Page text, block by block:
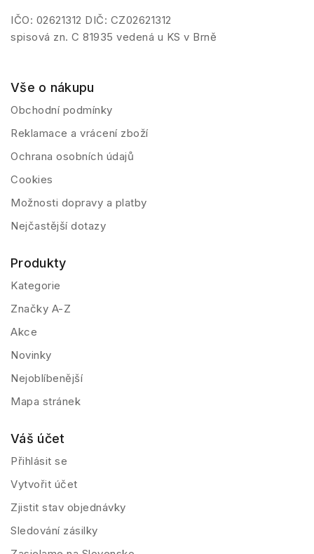
IČO: 02621312 DIČ: CZ02621312
spisová zn. C 81935 vedená u KS v Brně
Vše o nákupu
Obchodní podmínky
Reklamace a vrácení zboží
Ochrana osobních údajů
Cookies
Možnosti dopravy a platby
Nejčastější dotazy
Produkty
Kategorie
Značky A-Z
Akce
Novinky
Nejoblíbenější
Mapa stránek
Váš účet
Přihlásit se
Vytvořit účet
Zjistit stav objednávky
Sledování zásilky